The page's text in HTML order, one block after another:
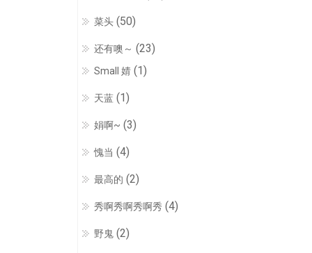
菜头 (50)
还有噢～ (23)
Small 婧 (1)
天蓝 (1)
娟啊~ (3)
愧当 (4)
最高的 (2)
秀啊秀啊秀啊秀 (4)
野鬼 (2)